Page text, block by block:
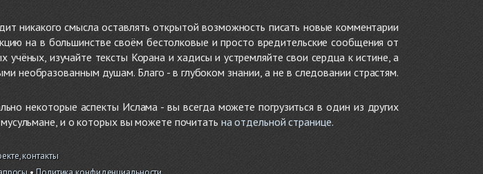
никакого смысла оставлять открытой возможность писать новые комментарии
на в большинстве своём бестолковые и просто вредительские сообщения от
изучайте тексты Корана и хадисы и устремляйте свои сердца к истине, а
необразованным душам. Благо - в глубоком знании, а не в следовании страстям.
некоторые аспекты Ислама - вы всегда можете погрузиться в один из других
и о которых вы можете почитать на отдельной странице.
контакты